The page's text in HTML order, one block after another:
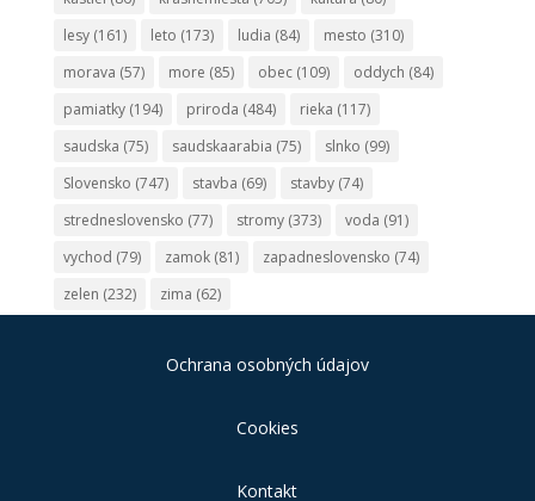
lesy(161) leto (173) ludia (84) mesto (310)
morava (57) more (85) obec(109) oddych (84)
pamiatky(194) priroda (484) rieka (117)
saudska (75) saudskaarabia (75) slnko (99)
Slovensko (747) stavba (69) stavby(74)
stredneslovensko (77) stromy(373) voda (91)
vychod (79) zamok(81) zapadneslovensko (74)
zelen (232) zima (62)
Ochrana osobných údajov
Cookies
Kontakt